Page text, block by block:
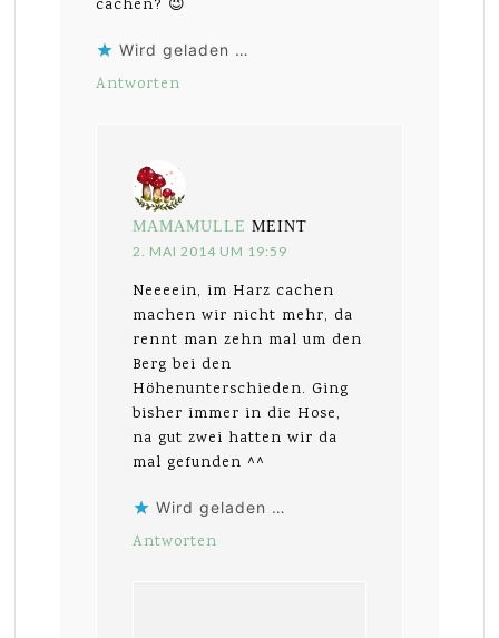
cachen? 😉
Wird geladen …
Antworten
MAMAMULLE MEINT
2. MAI 2014 UM 19:59
Neeeein, im Harz cachen
machen wir nicht mehr, da
rennt man zehn mal um den
Berg bei den
Höhenunterschieden. Ging
bisher immer in die Hose,
na gut zwei hatten wir da
mal gefunden ^^
Wird geladen …
Antworten